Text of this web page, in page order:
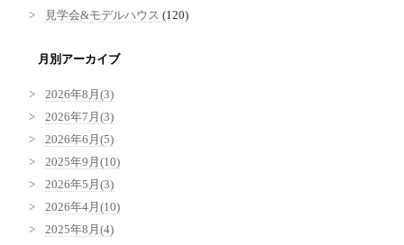
見学会&モデルハウス (120)
月別アーカイブ
2026年8月(3)
2026年7月(3)
2026年6月(5)
2025年9月(10)
2026年5月(3)
2026年4月(10)
2025年8月(4)